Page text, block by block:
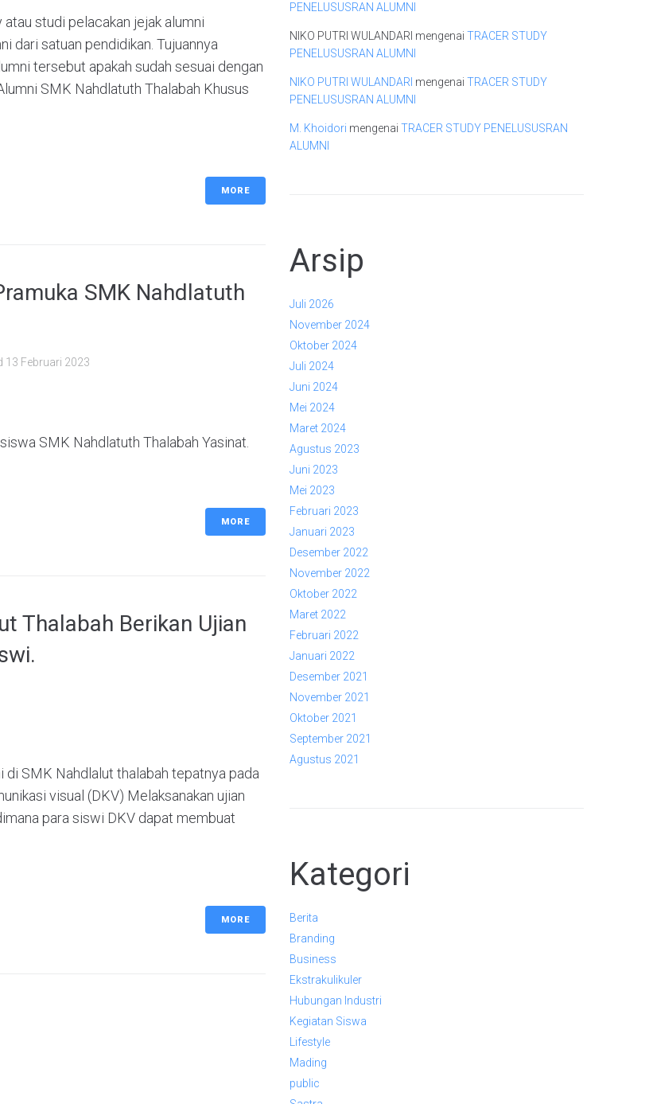
studi pelacakan jejak alumni
dari satuan pendidikan. Tujuannya
tersebut apakah sudah sesuai dengan
SMK Nahdlatuth Thalabah Khusus
MORE
SMK Nahdlatuth
13 Februari 2023
SMK Nahdlatuth Thalabah Yasinat.
MORE
Thalabah Berikan Ujian
di SMK Nahdlalut thalabah tepatnya pada
visual (DKV) Melaksanakan ujian
para siswi DKV dapat membuat
MORE
PENELUSUSRAN ALUMNI
NIKO PUTRI WULANDARI mengenai TRACER STUDY
PENELUSUSRAN ALUMNI
NIKO PUTRI WULANDARI mengenai TRACER STUDY
PENELUSUSRAN ALUMNI
M. Khoidori mengenai TRACER STUDY PENELUSUSRAN
ALUMNI
Arsip
Juli 2026
November 2024
Oktober 2024
Juli 2024
Juni 2024
Mei 2024
Maret 2024
Agustus 2023
Juni 2023
Mei 2023
Februari 2023
Januari 2023
Desember 2022
November 2022
Oktober 2022
Maret 2022
Februari 2022
Januari 2022
Desember 2021
November 2021
Oktober 2021
September 2021
Agustus 2021
Kategori
Berita
Branding
Business
Ekstrakulikuler
Hubungan Industri
Kegiatan Siswa
Lifestyle
Mading
public